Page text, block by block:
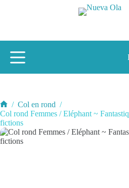
Accueil
/ Col en rond /
Col rond Femmes / Eléphant ~
fictions